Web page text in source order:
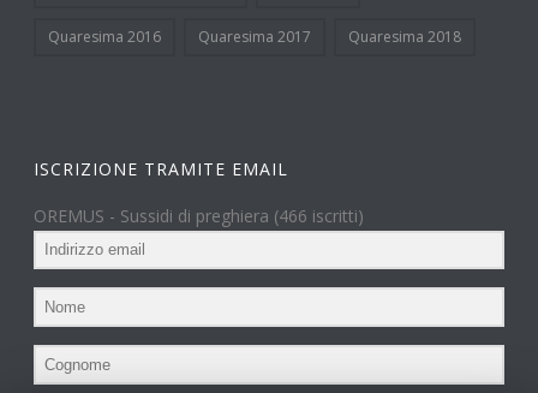
Quaresima 2016 Quaresima 2017 Quaresima 2018
ISCRIZIONE TRAMITE EMAIL
OREMUS - Sussidi di preghiera (466 iscritti)